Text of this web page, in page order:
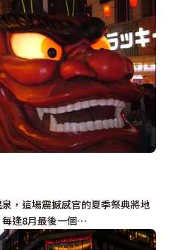
，這場震撼感官的夏季祭典將地
每逢8月最後一個…